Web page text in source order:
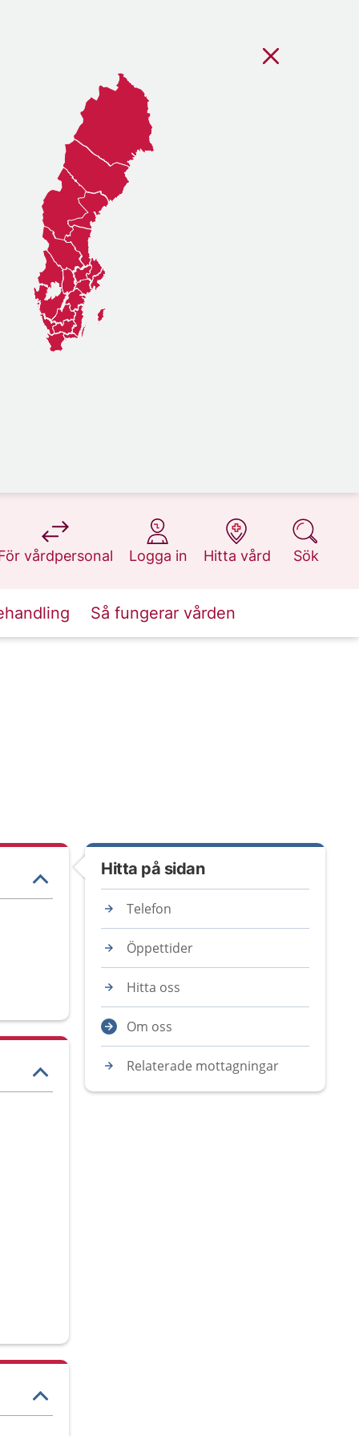
vårdpersonal
på 1177.se
Logga in
på 1177.se
Hitta vård
på 1177.se
Sök
på 1177.se
Så fungerar vården
Hitta på sidan
Telefon
Öppettider
Hitta oss
Om oss
Relaterade mottagningar